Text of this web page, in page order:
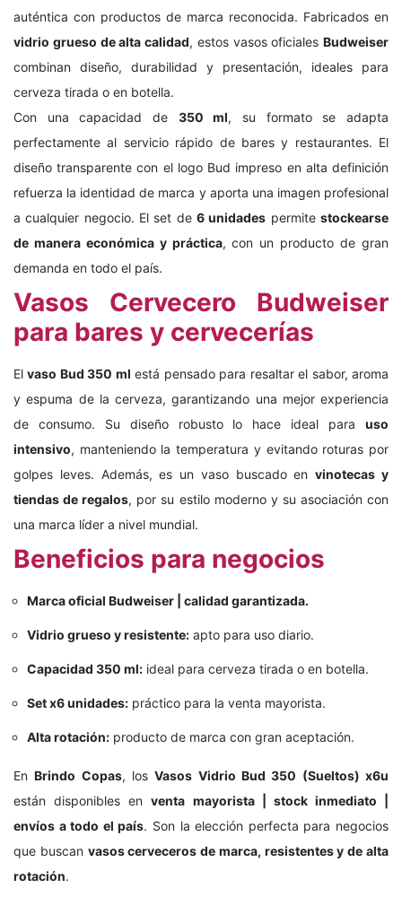
auténtica con productos de marca reconocida. Fabricados en
vidrio grueso de alta calidad, estos vasos oficiales Budweiser
combinan diseño, durabilidad y presentación, ideales para
cerveza tirada o en botella.
Con una capacidad de 350 ml, su formato se adapta
perfectamente al servicio rápido de bares y restaurantes. El
diseño transparente con el logo Bud impreso en alta definición
refuerza la identidad de marca y aporta una imagen profesional
a cualquier negocio. El set de 6 unidades permitestockearse
de manera económica y práctica, con un producto de gran
demanda en todo el país.
Vasos Cervecero Budweiser
para bares y cervecerías
Elvaso Bud 350 ml está pensado para resaltar el sabor, aroma
y espuma de la cerveza, garantizando una mejor experiencia
de consumo. Su diseño robusto lo hace ideal para uso
intensivo, manteniendo la temperatura y evitando roturas por
golpes leves. Además, es un vaso buscado envinotecas y
tiendas de regalos, por su estilo moderno y su asociación con
una marca líder a nivel mundial.
Beneficios para negocios
Marca oficial Budweiser | calidad garantizada.
Vidrio grueso y resistente: apto para uso diario.
Capacidad 350 ml: ideal para cerveza tirada o en botella.
Set x6 unidades: práctico para la venta mayorista.
Alta rotación: producto de marca con gran aceptación.
EnBrindo Copas, losVasos Vidrio Bud 350 (Sueltos) x6u
están disponibles enventa mayorista | stock inmediato |
envíos a todo el país. Son la elección perfecta para negocios
que buscan vasos cerveceros de marca, resistentes y de alta
rotación.